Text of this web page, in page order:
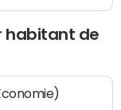
habitant de